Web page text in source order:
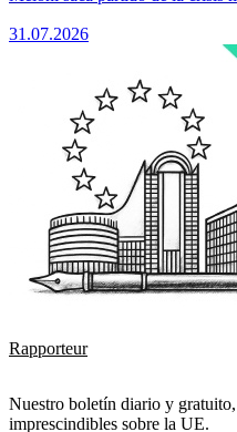
31.07.2026
Rapporteur
Nuestro boletín diario y
imprescindibles sobre la UE.